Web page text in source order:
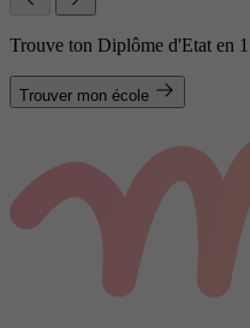
Trouve ton Diplôme d'Etat en
Trouver mon école